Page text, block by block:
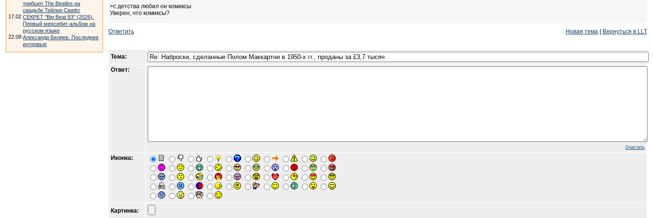
трибьют The Beatles на
свадьбе Тейлор Свифт
17.02 СЕКРЕТ "Big Beat 83" (2026).
Первый мерсибит-альбом на
русском языке
22.09 Александр Беляев. Последнее
интервью
>с детства любил он комиксы
Уверен, что комиксы?
Ответить Новая тема Вернуться в LLT
Тема:
Ответ:
Очистить
Иконка:
Картинка: